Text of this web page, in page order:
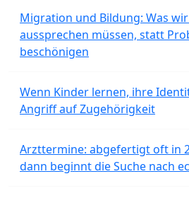
Migration und Bildung: Was
aussprechen müssen, statt
beschönigen
Wenn Kinder lernen, ihre
Angriff auf Zugehörigkeit
Arzttermine: abgefertigt oft in
dann beginnt die Suche nach